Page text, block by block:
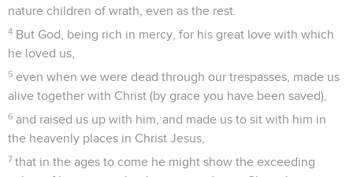
nature children of wrath, even as the rest.
4 But God, being rich in mercy, for his great love with which
he loved us,
5 even when we were dead through our trespasses, made us
alive together with Christ (by grace you have been saved),
6 and raised us up with him, and made us to sit with him in
the heavenly places in Christ Jesus,
7 that in the ages to come he might show the exceeding